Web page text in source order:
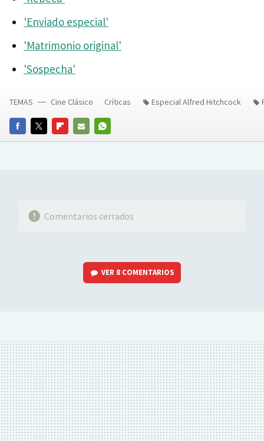
'Enviado especial'
'Matrimonio original'
'Sospecha'
FACEBOOKTWITTERFLIPBOARD
E-
WHATSAPP
TEMAS Cine Clásico Críticas Especial Alfred Hitchcock
Comentarios cerrados
VER 8 COMENTARIOS